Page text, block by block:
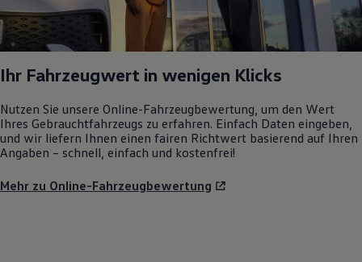
Ihr Fahrzeugwert in wenigen Klicks
Nutzen Sie unsere Online-Fahrzeugbewertung, um den Wert
Ihres Gebrauchtfahrzeugs zu erfahren. Einfach Daten eingeben,
und wir liefern Ihnen einen fairen Richtwert basierend auf Ihren
Angaben – schnell, einfach und kostenfrei!
Mehr zu Online-Fahrzeugbewertung